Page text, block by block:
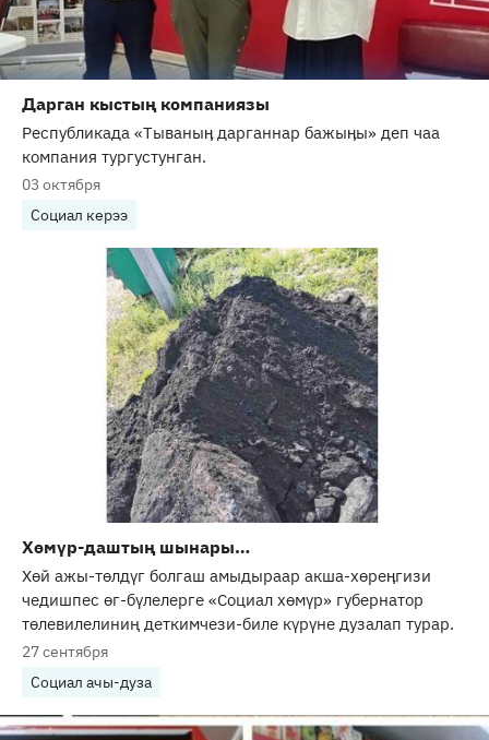
Дарган кыстың компаниязы
Республикада «Тываныӊ дарганнар бажыӊы» деп чаа
компания тургустунган.
03 октября
Социал керээ
Хөмүр-даштың шынары…
Хөй ажы-төлдүг болгаш амыдыраар акша-хөреӊгизи
чедишпес өг-бүлелерге «Социал хөмүр» губернатор
төлевилелиниң деткимчези-биле күрүне дузалап турар.
27 сентября
Социал ачы-дуза